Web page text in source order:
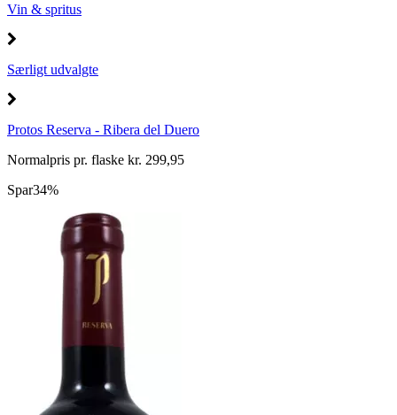
Vin & spritus
Særligt udvalgte
Protos Reserva - Ribera del Duero
Normalpris pr. flaske kr. 299,95
Spar34%